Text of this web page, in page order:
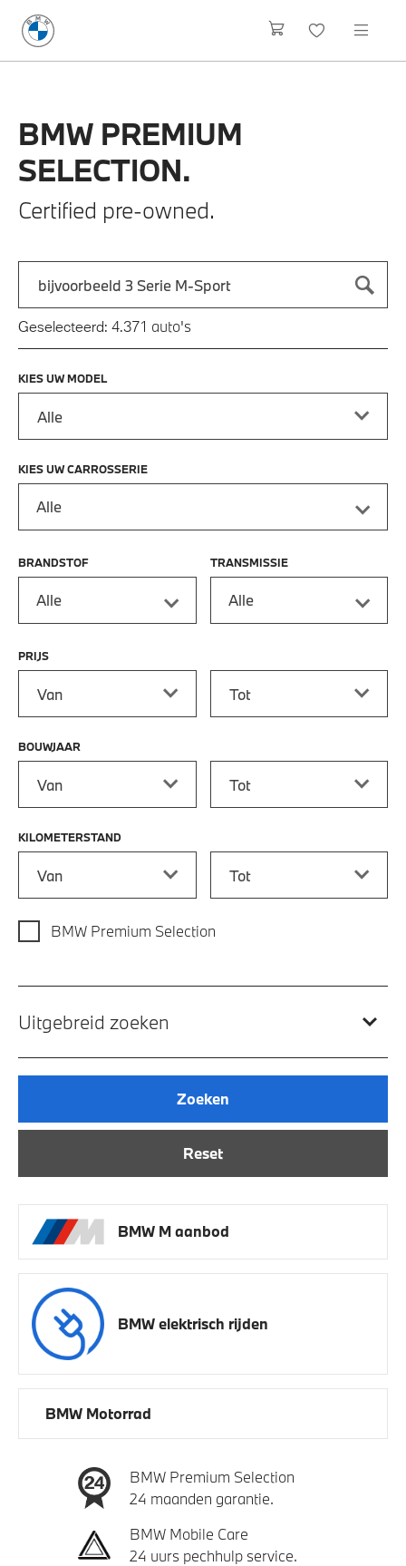
BMW PREMIUM
SELECTION.
Certified pre-owned.
Zoek naar een automodel, bijvoorbeeld 3 Serie M-Sport
Typ een automodel in en druk op enter om te zoeken
Geselecteerd: 4.371 auto's
KIES UW MODEL
KIES UW CARROSSERIE
Alle
BRANDSTOF
Alle
TRANSMISSIE
Alle
PRIJS
BOUWJAAR
KILOMETERSTAND
BMW Premium Selection
Uitgebreid zoeken
Reset
Zoeken
BMW M aanbod
BMW elektrisch rijden
BMW Motorrad
BMW Premium Selection
24 maanden garantie.
BMW Mobile Care
24 uurs pechhulp service.